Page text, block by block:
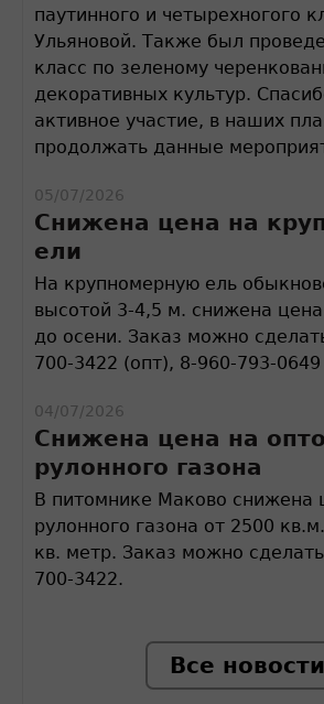
паутинного и четырехногого
Ульяновой. Также был
класс по зеленому
декоративных культур.
активное участие, в наших
продолжать данные
05/07/2026
Снижена цена на
ели
На крупномерную ель
высотой 3-4,5 м. снижена
до осени. Заказ можно
700-3422 (опт), 8-960-793-
04/07/2026
Снижена цена на
рулонного газона
В питомнике Маково снижена
рулонного газона от 2500
кв. метр. Заказ можно
700-3422.
Все новости